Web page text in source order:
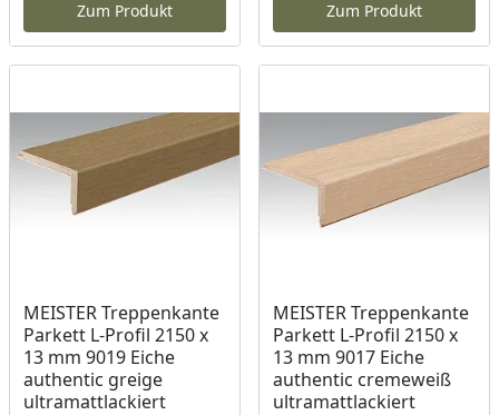
Zum Produkt Zum Produkt
MEISTER Treppenkante
Parkett L-Profil 2150 x
13 mm 9019 Eiche
authentic greige
ultramattlackiert
MEISTER Treppenkante
Parkett L-Profil 2150 x
13 mm 9017 Eiche
authentic cremeweiß
ultramattlackiert